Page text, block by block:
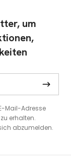
um
Mail-Adresse
erhalten.
abzumelden.